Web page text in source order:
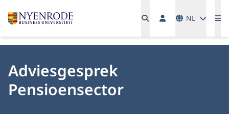
NL
Adviesgesprek
Pensioensector